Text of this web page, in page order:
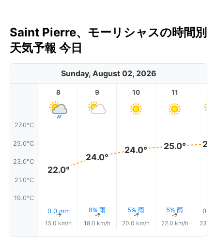
Saint Pierre、モーリシャスの時間別
天気予報 今日
Sunday, August 02, 2026
27.0°C
25.0°C
23.0°C
21.0°C
19.0°C
8
22.0°
0.0 mm
↑
15.0 km/h
9
24.0°
8% 雨
↑
18.0 km/h
10
24.0°
5% 雨
↑
20.0 km/h
11
25.0°
5% 雨
↑
22.0 km/h
0.0
23.0